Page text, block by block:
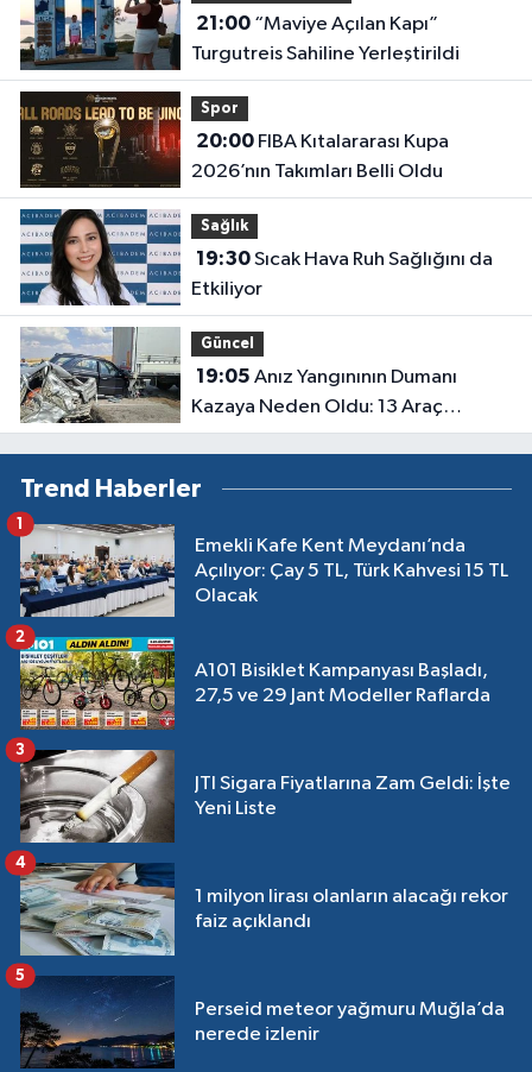
21:00“Maviye Açılan Kapı”
Turgutreis Sahiline Yerleştirildi
Spor
20:00FIBA Kıtalararası Kupa
2026’nın Takımları Belli Oldu
Sağlık
19:30Sıcak Hava Ruh Sağlığını da
Etkiliyor
Güncel
19:05
Kazaya Neden Oldu: 13 Araç
Birbirine Girdi
Trend Haberler
Emekli Kafe Kent Meydanı’nda
Açılıyor: Çay 5 TL, Türk Kahvesi 15 TL
Olacak
1
A101 Bisiklet Kampanyası Başladı,
27,5 ve 29 Jant Modeller Raflarda
2
JTI Sigara Fiyatlarına Zam Geldi: İşte
Yeni Liste
3
1 milyon lirası olanların alacağı rekor
faiz açıklandı
4
Perseid meteor yağmuru Muğla’da
nerede izlenir
5